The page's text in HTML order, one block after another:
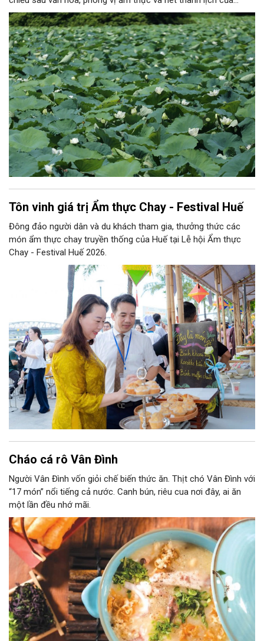
người xứ Huế.
Tôn vinh giá trị Ẩm thực Chay - Festival Huế
Đông đảo người dân và du khách tham gia, thưởng thức các
món ẩm thực chay truyền thống của Huế tại Lễ hội Ẩm thực
Chay - Festival Huế 2026.
Cháo cá rô Vân Đình
Người Vân Đình vốn giỏi chế biến thức ăn. Thịt chó Vân Đình với
“17 món” nổi tiếng cả nước. Canh bún, riêu cua nơi đây, ai ăn
một lần đều nhớ mãi.